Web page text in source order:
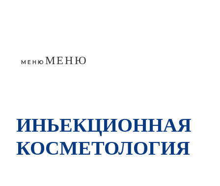
МЕНЮ МЕНЮ
ИНЬЕКЦИОННАЯ
КОСМЕТОЛОГИЯ